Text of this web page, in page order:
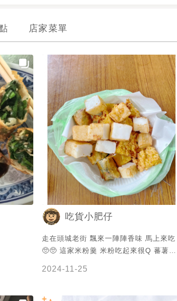
店家菜單
吃貨小肥仔
走在頭城老街 飄來一陣陣香味 馬上來吃
🥺🥺 這家米粉羹 米粉吃起來很Q 蕃薯餅
2024-11-25